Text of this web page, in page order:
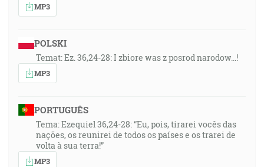
MP3
POLSKI
Temat: Ez. 36,24-28: I zbiore was z posrod narodow...!
MP3
PORTUGUÊS
Tema: Ezequiel 36,24-28: “Eu, pois, tirarei vocês das
nações, os reunirei de todos os países e os trarei de
volta à sua terra!”
MP3